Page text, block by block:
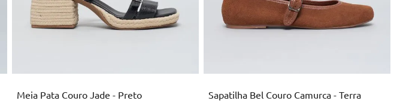
Meia Pata Couro Jade - Preto Sapatilha Bel Couro Camurca - Terra